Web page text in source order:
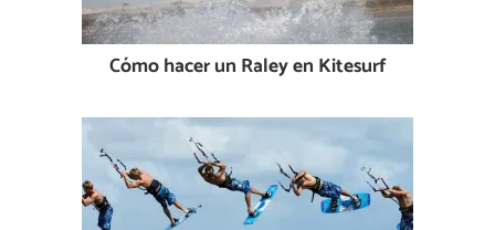
Cómo hacer un Raley en Kitesurf